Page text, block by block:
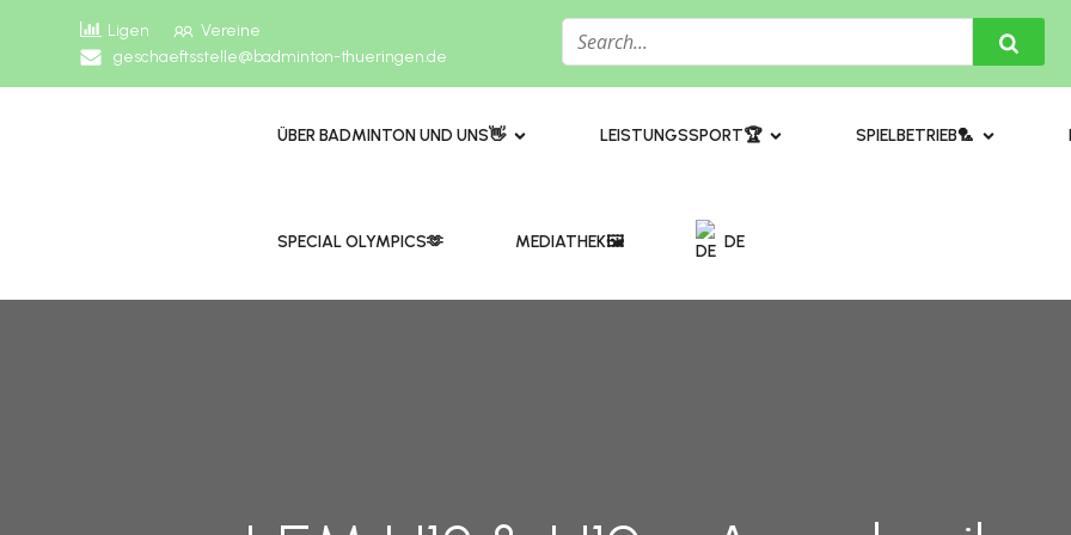
Ligen
Vereine
geschaeftsstelle@badminton-thueringen.de
ÜBER BADMINTON UND UNS👋 ​LEISTUNGSSPORT🏆 SPIELBETRIEB🏸
​​SPECIAL OLYMPICS🫶 MEDIATHEK🖼️​ DE